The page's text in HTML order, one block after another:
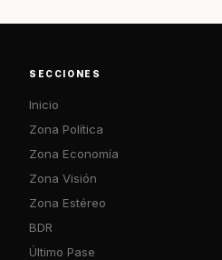
SECCIONES
Inicio
Zona Política
Zona Economía
Zona Visión
Zona Estéreo
BDR
Último Pase